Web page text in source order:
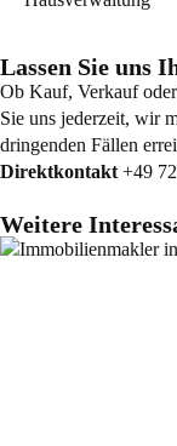
Lassen Sie uns
Ob Kauf, Verkauf
Sie uns jederzeit, wir
dringenden Fällen
Direktkontakt +49
Weitere